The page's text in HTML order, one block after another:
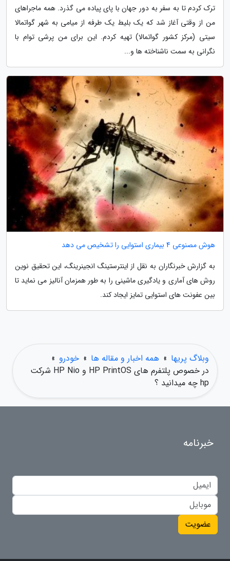
ترک کردم تا به سفر به دور جهان با پای پیاده می گذرد. همه ماجراهای
من از وقتی آغاز شد که یک بلیط یک طرفه از میامی به شهر گواتمالا
سیتی (مرکز کشور گواتمالا) تهیه کردم. این برای من پرشی توام با
نگرانی به سمت ناشناخته ها و...
هوش مصنوعی 4 بیماری استوایی را تشخیص می دهد
به گزارش خبرنگاران به نقل از اینترستینگ انجینرینگ، این تحقیق نوین
روش های آماری و یادگیری ماشینی را به طور همزمان آنالیز می نماید تا
بین عفونت های استوایی تمایز ایجاد کند.
وبلاگ پریها » همه اخبار و مقاله ها » خودرو »
در خصوص پلتفرم های HP PrintOS و HP Nio شرکت
hp چه میدانید ؟
خبرنامه
عضویت